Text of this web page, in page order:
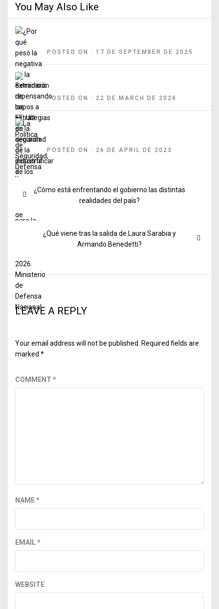
You May Also Like
POSTED ON : 17 DE SEPTEMBER DE 2025
de los centros comerciales, Ciudad de Guatemala, Guatemala
POSTED ON : 22 DE MARCH DE 2024
POSTED ON : 26 DE APRIL DE 2023
PostPrevious
¿Cómo está enfrentando el gobierno las distintas
realidades del país?
Next
¿Qué viene tras la salida de Laura Sarabia y
Armando Benedetti?
LEAVE A REPLY
Your email address will not be published.
Required fields are
marked *
COMMENT *
NAME*
EMAIL*
WEBSITE